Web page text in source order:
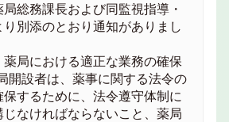
総務課長および同監視指導・
別添のとおり通知がありまし
局における適正な業務の確保
設者は、薬事に関する法令の
するために、法令遵守体制に
なければならないこと、薬局